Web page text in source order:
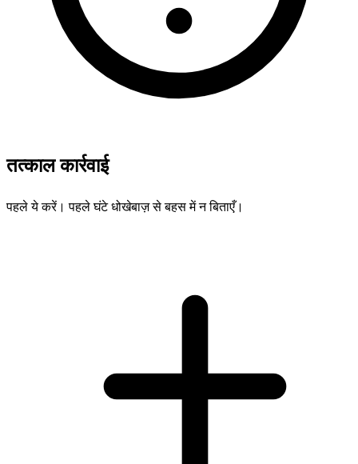
तत्काल कार्रवाई
पहले ये करें। पहले घंटे धोखेबाज़ से बहस में न बिताएँ।